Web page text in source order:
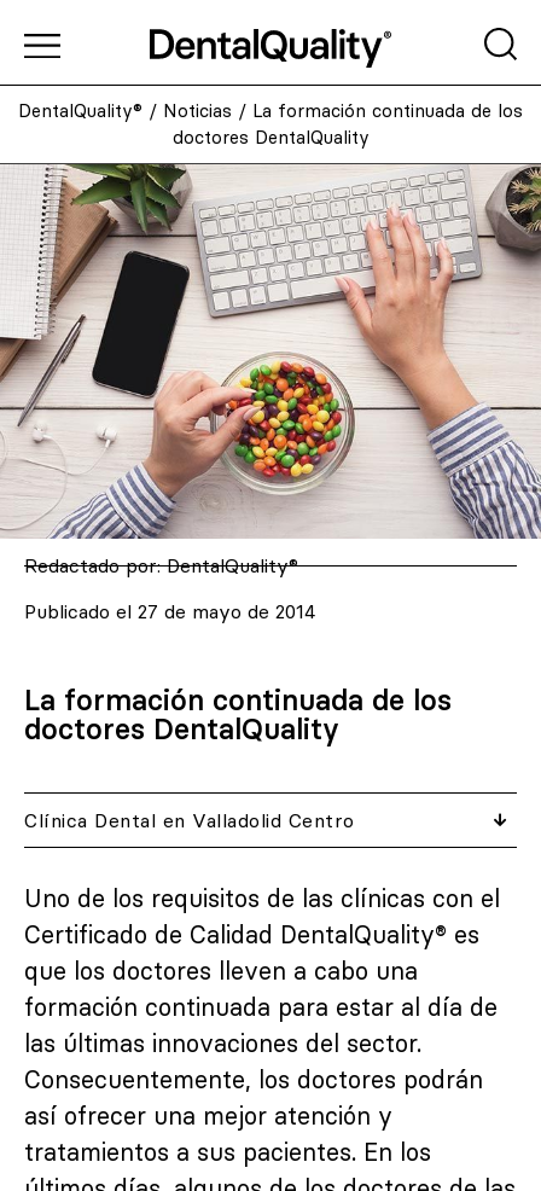
DentalQuality® / Noticias / La formación continuada de los
doctores DentalQuality
Redactado por:DentalQuality®
Publicado el 27 de mayo de 2014
La formación continuada de los
doctores DentalQuality
Clínica Dental en Valladolid Centro
Uno de los requisitos de las clínicas con el
Certificado de Calidad DentalQuality® es
que los doctores lleven a cabo una
formación continuada para estar al día de
las últimas innovaciones del sector.
Consecuentemente, los doctores podrán
así ofrecer una mejor atención y
tratamientos a sus pacientes. En los